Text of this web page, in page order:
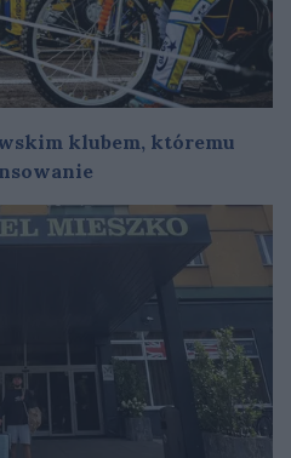
klubem, któremu